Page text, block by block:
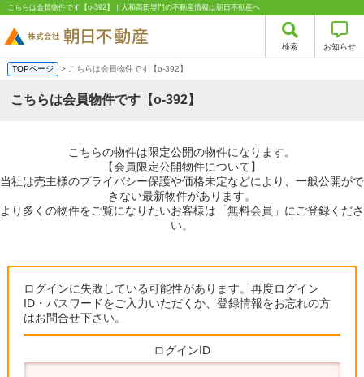
こちらは会員物件です【o-392】｜大和高田専門の不動産情報は朝日不動産へ
検索 お知らせ
TOPページ > こちらは会員物件です【o-392】
こちらは会員物件です【o-392】
こちらの物件は限定公開の物件になります。
【会員限定公開物件について】
当社は売主様のプライバシー保護や価格未定などにより、一般公開がで
きない最新物件があります。
より多くの物件をご覧になりたいお客様は「無料会員」にご登録くださ
い。
ログインに失敗している可能性があります。再度ログイン
ID・パスワードをご入力いただくか、登録情報をお忘れの方
はお問合せ下さい。
ログインID